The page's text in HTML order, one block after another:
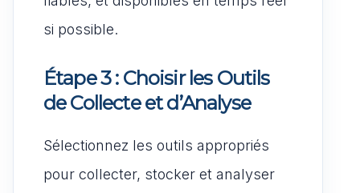
si possible.
Étape 3 : Choisir les Outils
de Collecte et d’Analyse
Sélectionnez les outils appropriés
pour collecter, stocker et analyser